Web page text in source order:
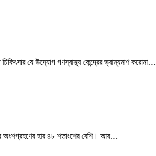
যে উদ্যোগ গণস্বাস্থ্য কেন্দ্রের ভ্রাম্যমাণ করোনা…
অংশগ্রহণের হার ৪৮ শতাংশের বেশি। আর…